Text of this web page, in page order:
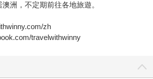
洲，不定期前往各地旅遊。
zh
travelwithwinny